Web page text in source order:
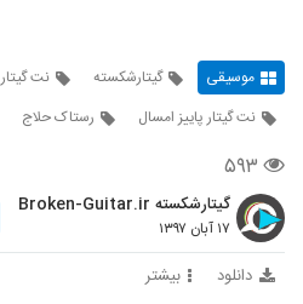
موسیقی گیتارشکسته نت گیتار
نت گیتار پاییز امسال
رستاک حلاج
۵۹۳
گیتارشکسته Broken-Guitar.ir
۱۷ آبان ۱۳۹۷
دانلود بیشتر